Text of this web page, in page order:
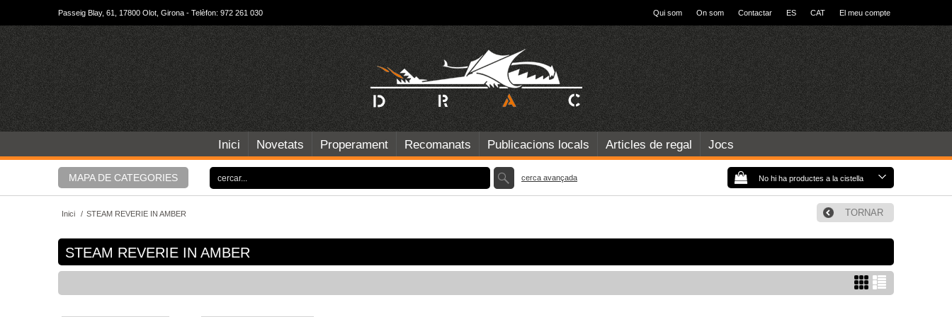
Passeig Blay, 61, 17800 Olot, Girona - Telèfon: 972 261 030 Qui som On som Contactar ES CAT El meu compte
Inici Novetats Properament Recomanats Publicacions locals Articles de regal Jocs
MAPA DE CATEGORIES No hi ha productes a la cistella
cerca avançada
Inici / STEAM REVERIE IN AMBER TORNAR
STEAM REVERIE IN AMBER